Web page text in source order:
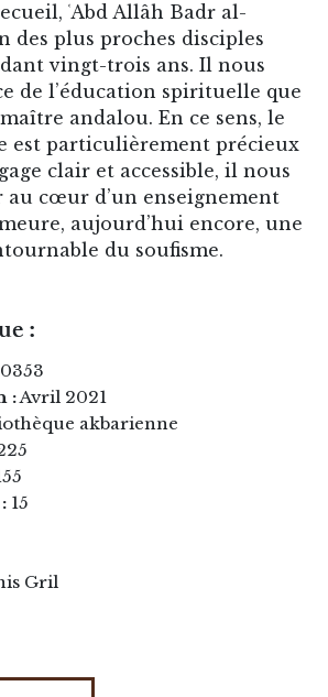
ʿAbd Allâh Badr al-
des plus proches disciples
vingt-trois ans. Il nous
de l’éducation spirituelle que
andalou. En ce sens, le
est particulièrement précieux
clair et accessible, il nous
au cœur d’un enseignement
aujourd’hui encore, une
du soufisme.
:
:Avril 2021
akbarienne
15
Gril